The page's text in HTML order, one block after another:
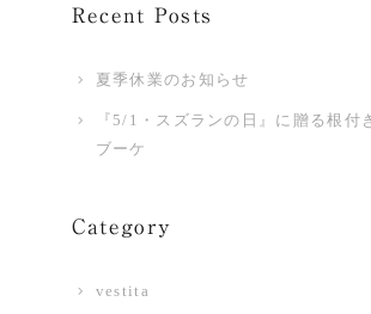
Recent Posts
夏季休業のお知らせ
『5/1・スズランの日』に贈る根付
ブーケ
Category
vestita